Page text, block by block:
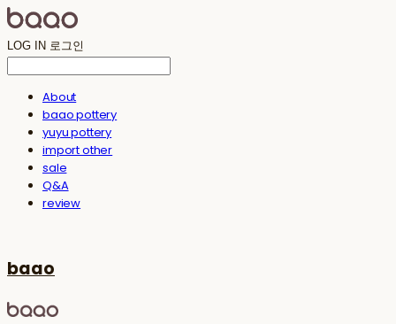
LOG IN 로그인
About
baao pottery
yuyu pottery
import other
sale
Q&A
review
baao